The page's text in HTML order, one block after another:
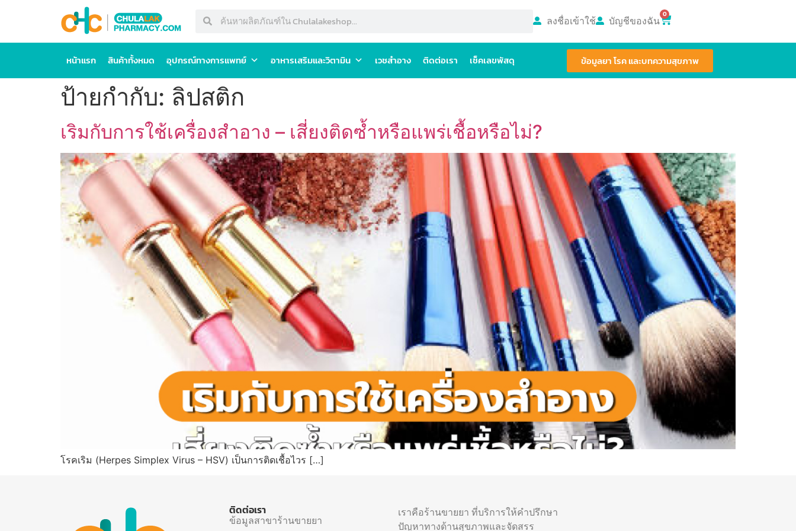
ลงชื่อเข้าใช้ บัญชีของฉัน 0
หน้าแรก สินค้าทั้งหมด อุปกรณ์ทางการแพทย์ อาหารเสริมและวิตามิน เวชสำอาง ติดต่อเรา เช็คเลขพัสดุ ข้อมูลยา โรค และบทความสุขภาพ
ป้ายกำกับ: ลิปสติก
เริมกับการใช้เครื่องสำอาง – เสี่ยงติดซ้ำหรือแพร่เชื้อหรือไม่?
โรคเริม (Herpes Simplex Virus – HSV) เป็นการติดเชื้อไวร […]
ติดต่อเรา
ข้อมูลสาขาร้านขายยา
เราคือร้านขายยา ที่บริการให้คำปรึกษา
ปัญหาทางด้านสุขภาพและจัดสรร